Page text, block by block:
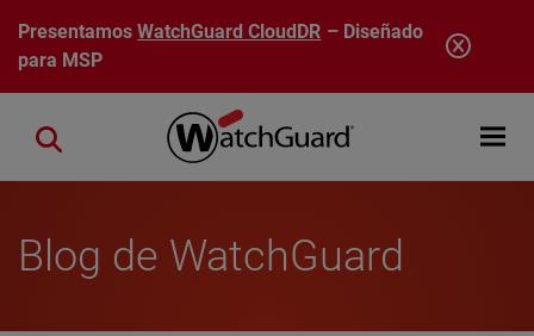
Pasar al contenido principal
PresentamosWatchGuard CloudDR – Diseñado
para MSP
Open
Close search
Blog de WatchGuard